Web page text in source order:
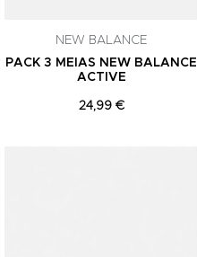
NEW BALANCE
PACK 3 MEIAS NEW BALANCE
ACTIVE
24,99 €